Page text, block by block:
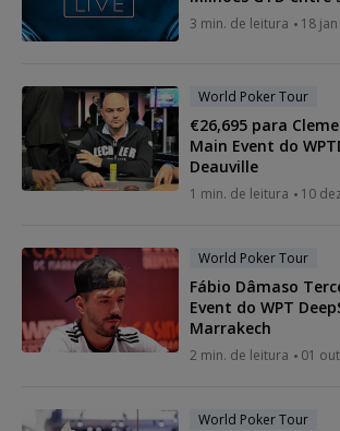
3 min. de leitura 18
World Poker Tour
€26,695 para
Main Event do
Deauville
1 min. de leitura 10
World Poker Tour
Fábio Dâmaso
Event do WPT
Marrakech
2 min. de leitura 01
World Poker Tour